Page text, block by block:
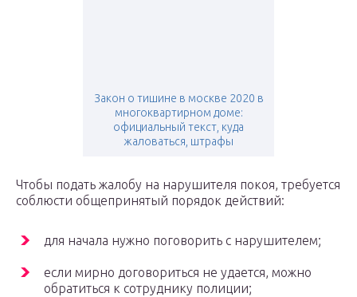
Закон о тишине в москве 2020 в
многоквартирном доме:
официальный текст, куда
жаловаться, штрафы
Чтобы подать жалобу на нарушителя покоя, требуется
соблюсти общепринятый порядок действий:
для начала нужно поговорить с нарушителем;
если мирно договориться не удается, можно
обратиться к сотруднику полиции;